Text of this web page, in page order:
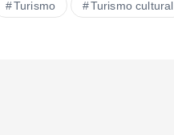
Turismo Turismo cultural